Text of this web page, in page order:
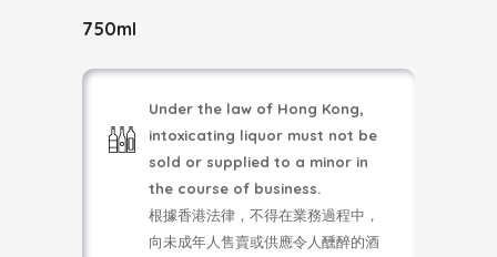
750ml
Under the law of Hong Kong,
intoxicating liquor must not be
sold or supplied to a minor in
the course of business.
根據香港法律，不得在業務過程中，
向未成年人售賣或供應令人醺醉的酒